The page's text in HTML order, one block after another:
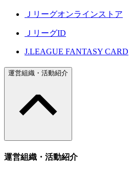
Ｊリーグオンラインストア
ＪリーグID
J.LEAGUE FANTASY CARD
運営組織・活動紹介
運営組織・活動紹介